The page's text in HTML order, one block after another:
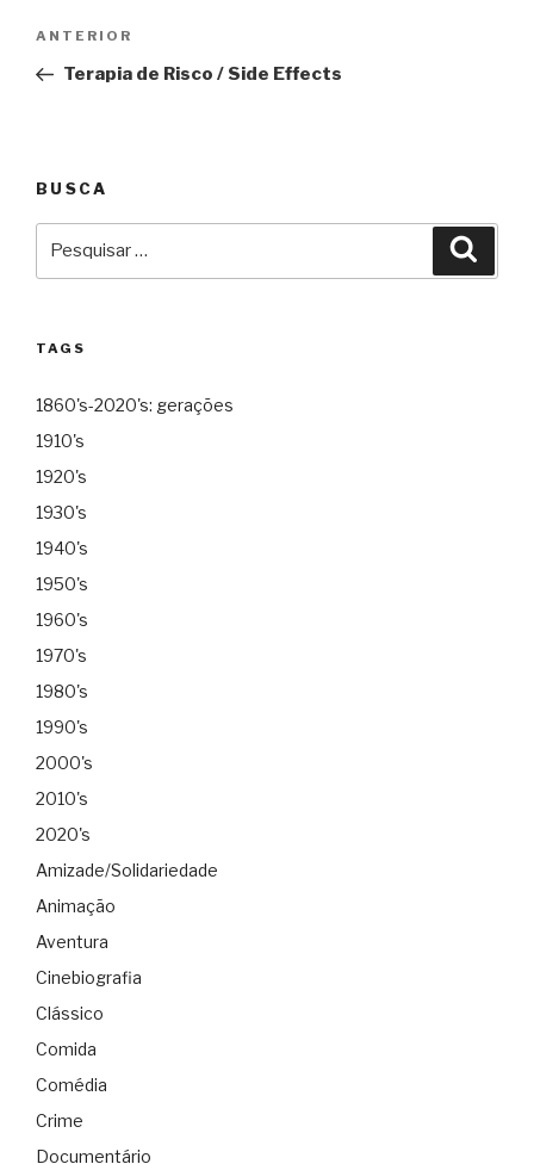
Post
Anterior
ANTERIOR
Terapia de Risco / Side Effects
BUSCA
TAGS
1860's-2020's: gerações
1910's
1920's
1930's
1940's
1950's
1960's
1970's
1980's
1990's
2000's
2010's
2020's
Amizade/Solidariedade
Animação
Aventura
Cinebiografia
Clássico
Comida
Comédia
Crime
Documentário